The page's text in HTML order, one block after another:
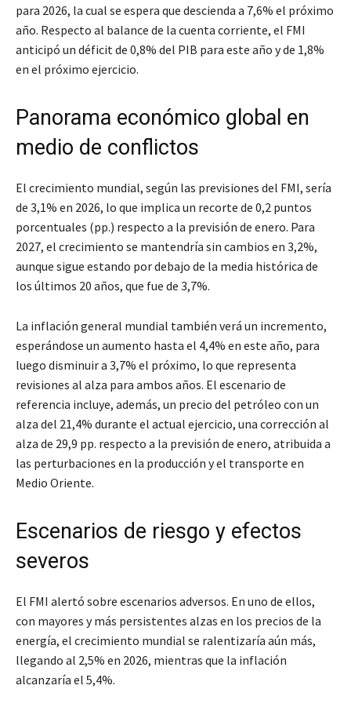
para 2026, la cual se espera que descienda a 7,6% el próximo
año. Respecto al balance de la cuenta corriente, el FMI
anticipó un déficit de 0,8% del PIB para este año y de 1,8%
en el próximo ejercicio.
Panorama económico global en
medio de conflictos
El crecimiento mundial, según las previsiones del FMI, sería
de 3,1% en 2026, lo que implica un recorte de 0,2 puntos
porcentuales (pp.) respecto a la previsión de enero. Para
2027, el crecimiento se mantendría sin cambios en 3,2%,
aunque sigue estando por debajo de la media histórica de
los últimos 20 años, que fue de 3,7%.
La inflación general mundial también verá un incremento,
esperándose un aumento hasta el 4,4% en este año, para
luego disminuir a 3,7% el próximo, lo que representa
revisiones al alza para ambos años. El escenario de
referencia incluye, además, un precio del petróleo con un
alza del 21,4% durante el actual ejercicio, una corrección al
alza de 29,9 pp. respecto a la previsión de enero, atribuida a
las perturbaciones en la producción y el transporte en
Medio Oriente.
Escenarios de riesgo y efectos
severos
El FMI alertó sobre escenarios adversos. En uno de ellos,
con mayores y más persistentes alzas en los precios de la
energía, el crecimiento mundial se ralentizaría aún más,
llegando al 2,5% en 2026, mientras que la inflación
alcanzaría el 5,4%.